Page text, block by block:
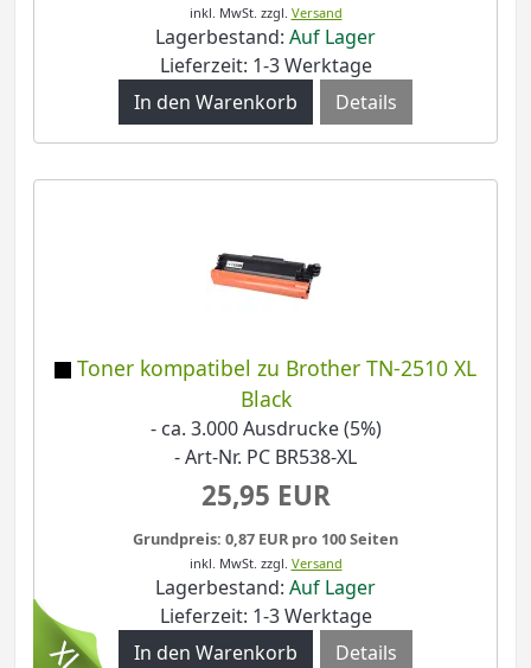
inkl. MwSt. zzgl. Versand
Lagerbestand: Auf Lager
Lieferzeit: 1-3 Werktage
Details
Toner kompatibel zu Brother TN-2510 XL
Black
- ca. 3.000 Ausdrucke (5%)
- Art-Nr. PC BR538-XL
25,95 EUR
Grundpreis: 0,87 EUR pro 100 Seiten
inkl. MwSt. zzgl. Versand
Lagerbestand: Auf Lager
Lieferzeit: 1-3 Werktage
Details